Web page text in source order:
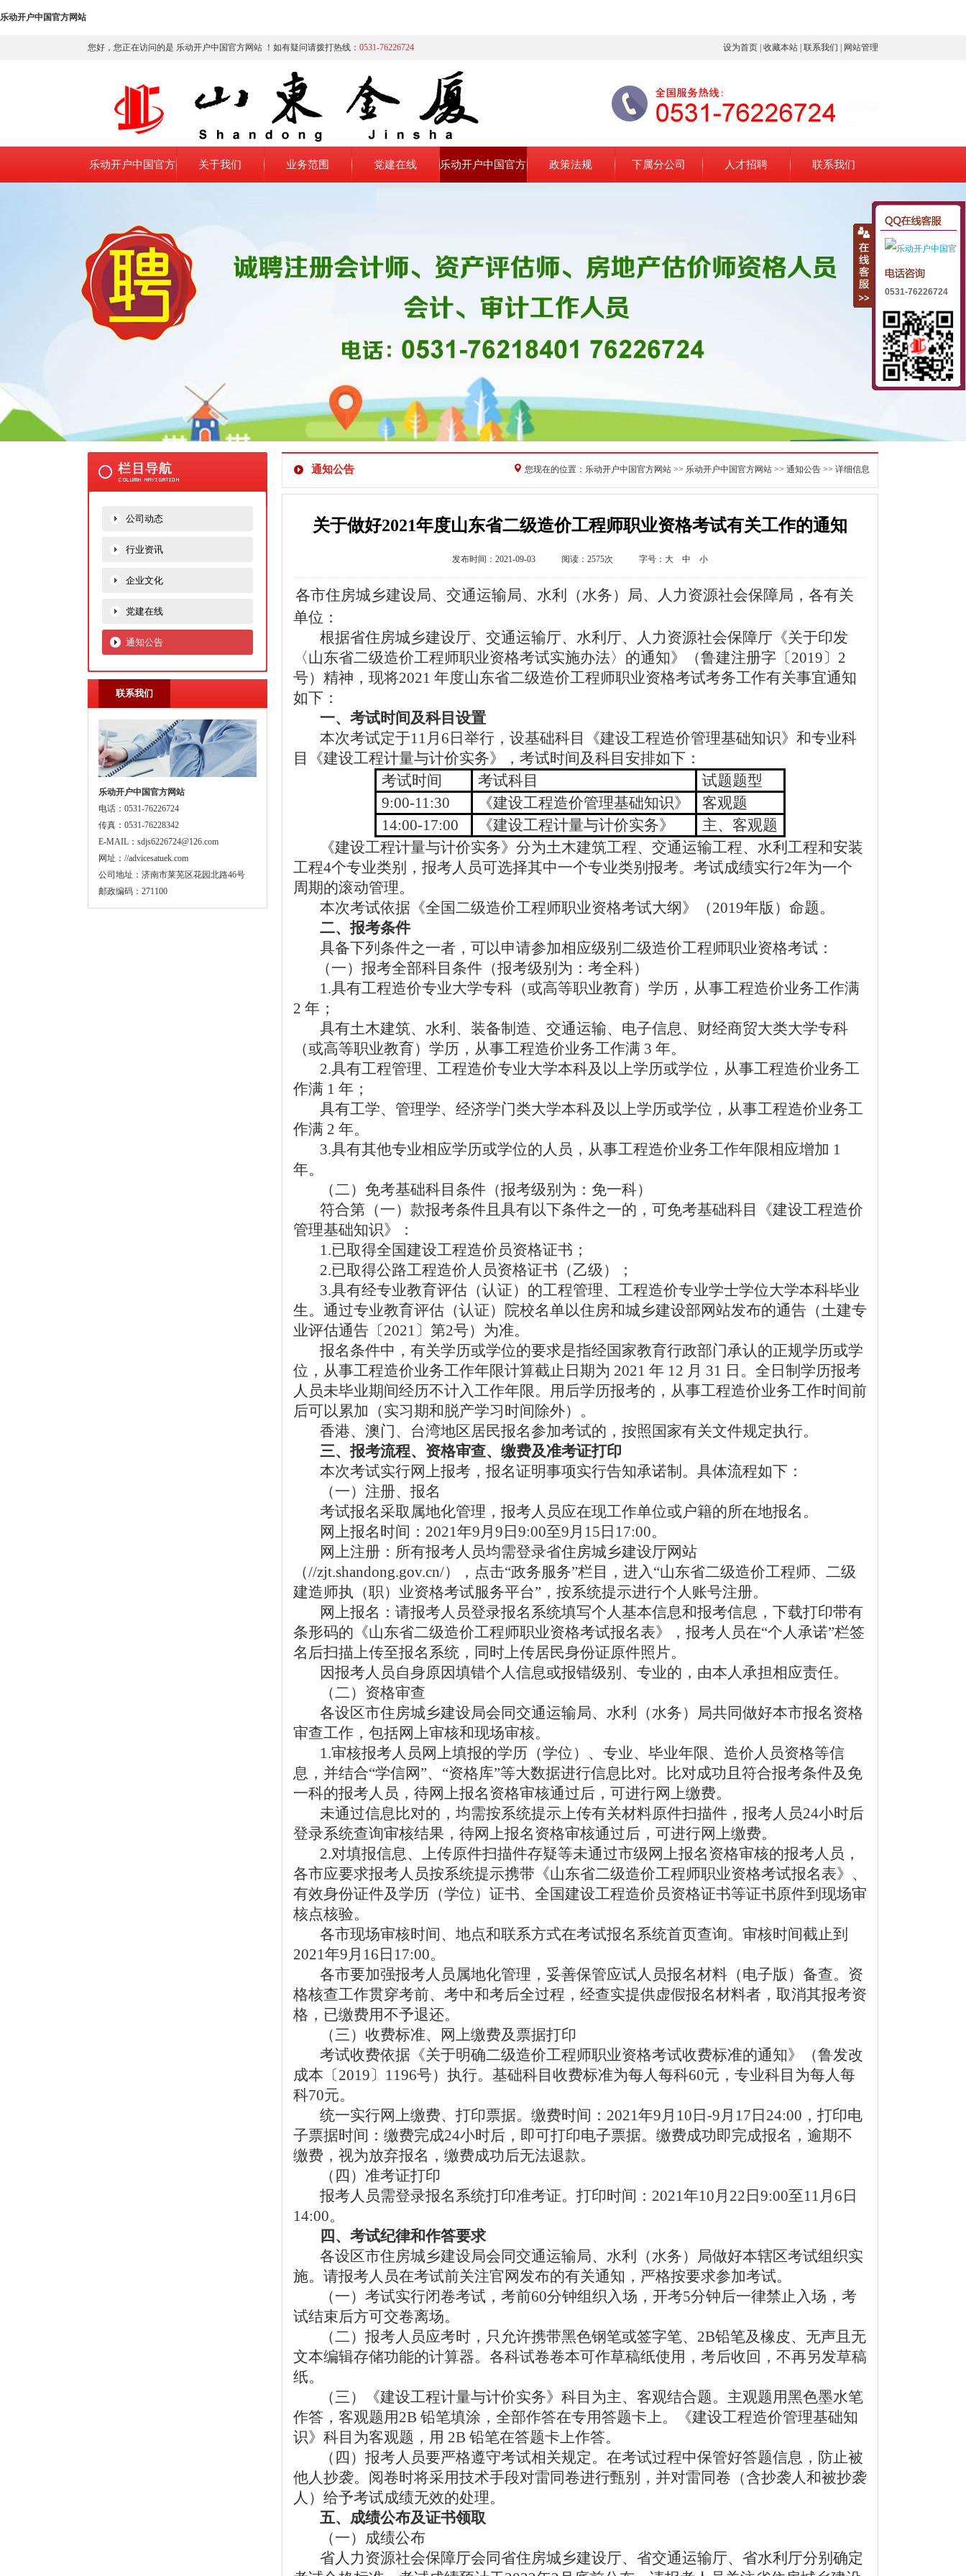
乐动开户中国官方网站
您好，您正在访问的是 乐动开户中国官方网站 ！如有疑问请拨打热线： 0531-76226724 设为首页 收藏本站 联系我们 网站管理
乐动开户中国官方 关于我们 业务范围 党建在线 乐动开户中国官方 政策法规 下属分公司 人才招聘 联系我们
公司动态
行业资讯
企业文化
党建在线
通知公告
联系我们
乐动开户中国官方网站
电话：0531-76226724
传真：0531-76228342
E-MAIL：sdjs6226724@126.com
网址：//advicesatuek.com
公司地址：济南市莱芜区花园北路46号
邮政编码：271100
通知公告 您现在的位置： 乐动开户中国官方网站 >> 乐动开户中国官方网站 >> 通知公告 >> 详细信息
关于做好2021年度山东省二级造价工程师职业资格考试有关工作的通知
发布时间：2021-09-03 阅读：2575次 字号： 大 中 小
各市住房城乡建设局、交通运输局、水利（水务）局、人力资源社会保障局，各有关
单位：
根据省住房城乡建设厅、交通运输厅、水利厅、人力资源社会保障厅《关于印发
〈山东省二级造价工程师职业资格考试实施办法〉的通知》（鲁建注册字〔2019〕2
号）精神，现将2021 年度山东省二级造价工程师职业资格考试考务工作有关事宜通知
如下：
一、考试时间及科目设置
本次考试定于11月6日举行，设基础科目《建设工程造价管理基础知识》和专业科
目《建设工程计量与计价实务》，考试时间及科目安排如下：
考试时间
考试科目
试题题型
9:00-11:30
《建设工程造价管理基础知识》
客观题
14:00-17:00
《建设工程计量与计价实务》
主、客观题
《建设工程计量与计价实务》分为土木建筑工程、交通运输工程、水利工程和安装
工程4个专业类别，报考人员可选择其中一个专业类别报考。考试成绩实行2年为一个
周期的滚动管理。
本次考试依据《全国二级造价工程师职业资格考试大纲》（2019年版）命题。
二、报考条件
具备下列条件之一者，可以申请参加相应级别二级造价工程师职业资格考试：
（一）报考全部科目条件（报考级别为：考全科）
1.具有工程造价专业大学专科（或高等职业教育）学历，从事工程造价业务工作满
2 年；
具有土木建筑、水利、装备制造、交通运输、电子信息、财经商贸大类大学专科
（或高等职业教育）学历，从事工程造价业务工作满 3 年。
2.具有工程管理、工程造价专业大学本科及以上学历或学位，从事工程造价业务工
作满 1 年；
具有工学、管理学、经济学门类大学本科及以上学历或学位，从事工程造价业务工
作满 2 年。
3.具有其他专业相应学历或学位的人员，从事工程造价业务工作年限相应增加 1
年。
（二）免考基础科目条件（报考级别为：免一科）
符合第（一）款报考条件且具有以下条件之一的，可免考基础科目《建设工程造价
管理基础知识》：
1.已取得全国建设工程造价员资格证书；
2.已取得公路工程造价人员资格证书（乙级）；
3.具有经专业教育评估（认证）的工程管理、工程造价专业学士学位大学本科毕业
生。通过专业教育评估（认证）院校名单以住房和城乡建设部网站发布的通告（土建专
业评估通告〔2021〕第2号）为准。
报名条件中，有关学历或学位的要求是指经国家教育行政部门承认的正规学历或学
位，从事工程造价业务工作年限计算截止日期为 2021 年 12 月 31 日。全日制学历报考
人员未毕业期间经历不计入工作年限。用后学历报考的，从事工程造价业务工作时间前
后可以累加（实习期和脱产学习时间除外）。
香港、澳门、台湾地区居民报名参加考试的，按照国家有关文件规定执行。
三、报考流程、资格审查、缴费及准考证打印
本次考试实行网上报考，报名证明事项实行告知承诺制。具体流程如下：
（一）注册、报名
考试报名采取属地化管理，报考人员应在现工作单位或户籍的所在地报名。
网上报名时间：2021年9月9日9:00至9月15日17:00。
网上注册：所有报考人员均需登录省住房城乡建设厅网站
（//zjt.shandong.gov.cn/），点击“政务服务”栏目，进入“山东省二级造价工程师、二级
建造师执（职）业资格考试服务平台”，按系统提示进行个人账号注册。
网上报名：请报考人员登录报名系统填写个人基本信息和报考信息，下载打印带有
条形码的《山东省二级造价工程师职业资格考试报名表》，报考人员在“个人承诺”栏签
名后扫描上传至报名系统，同时上传居民身份证原件照片。
因报考人员自身原因填错个人信息或报错级别、专业的，由本人承担相应责任。
（二）资格审查
各设区市住房城乡建设局会同交通运输局、水利（水务）局共同做好本市报名资格
审查工作，包括网上审核和现场审核。
1.审核报考人员网上填报的学历（学位）、专业、毕业年限、造价人员资格等信
息，并结合“学信网”、“资格库”等大数据进行信息比对。比对成功且符合报考条件及免
一科的报考人员，待网上报名资格审核通过后，可进行网上缴费。
未通过信息比对的，均需按系统提示上传有关材料原件扫描件，报考人员24小时后
登录系统查询审核结果，待网上报名资格审核通过后，可进行网上缴费。
2.对填报信息、上传原件扫描件存疑等未通过市级网上报名资格审核的报考人员，
各市应要求报考人员按系统提示携带《山东省二级造价工程师职业资格考试报名表》、
有效身份证件及学历（学位）证书、全国建设工程造价员资格证书等证书原件到现场审
核点核验。
各市现场审核时间、地点和联系方式在考试报名系统首页查询。审核时间截止到
2021年9月16日17:00。
各市要加强报考人员属地化管理，妥善保管应试人员报名材料（电子版）备查。资
格核查工作贯穿考前、考中和考后全过程，经查实提供虚假报名材料者，取消其报考资
格，已缴费用不予退还。
（三）收费标准、网上缴费及票据打印
考试收费依据《关于明确二级造价工程师职业资格考试收费标准的通知》（鲁发改
成本〔2019〕1196号）执行。基础科目收费标准为每人每科60元，专业科目为每人每
科70元。
统一实行网上缴费、打印票据。缴费时间：2021年9月10日-9月17日24:00，打印电
子票据时间：缴费完成24小时后，即可打印电子票据。缴费成功即完成报名，逾期不
缴费，视为放弃报名，缴费成功后无法退款。
（四）准考证打印
报考人员需登录报名系统打印准考证。打印时间：2021年10月22日9:00至11月6日
14:00。
四、考试纪律和作答要求
各设区市住房城乡建设局会同交通运输局、水利（水务）局做好本辖区考试组织实
施。请报考人员在考试前关注官网发布的有关通知，严格按要求参加考试。
（一）考试实行闭卷考试，考前60分钟组织入场，开考5分钟后一律禁止入场，考
试结束后方可交卷离场。
（二）报考人员应考时，只允许携带黑色钢笔或签字笔、2B铅笔及橡皮、无声且无
文本编辑存储功能的计算器。各科试卷卷本可作草稿纸使用，考后收回，不再另发草稿
纸。
（三）《建设工程计量与计价实务》科目为主、客观结合题。主观题用黑色墨水笔
作答，客观题用2B 铅笔填涂，全部作答在专用答题卡上。《建设工程造价管理基础知
识》科目为客观题，用 2B 铅笔在答题卡上作答。
（四）报考人员要严格遵守考试相关规定。在考试过程中保管好答题信息，防止被
他人抄袭。阅卷时将采用技术手段对雷同卷进行甄别，并对雷同卷（含抄袭人和被抄袭
人）给予考试成绩无效的处理。
五、成绩公布及证书领取
（一）成绩公布
省人力资源社会保障厅会同省住房城乡建设厅、省交通运输厅、省水利厅分别确定
0531-76226724